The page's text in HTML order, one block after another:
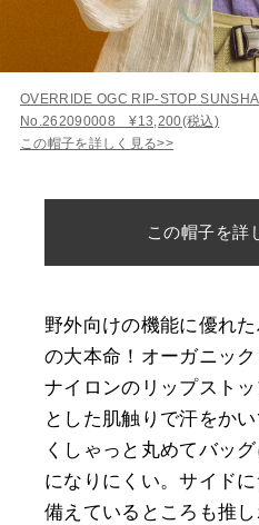
OVERRIDE OGC RIP-STOP
No.262090008 ¥13,200(税込)
この帽子を詳しく見る>>
この帽子を詳
野外向けの機能に優れ
の大本命！オーガニッ
ナイロンのリップスト
とした肌触りで汗をか
くしゃっと丸めてバッ
になりにくい。サイド
備えているところも推し